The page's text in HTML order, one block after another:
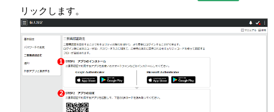
リックします。